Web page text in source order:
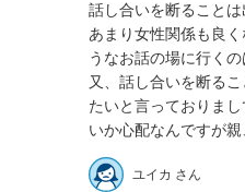
話し合いを断ることは
あまり女性関係も良
うなお話の場に行くの
又、話し合いを断る
たいと言っておりま
いか心配なんですが
ユイカ さん